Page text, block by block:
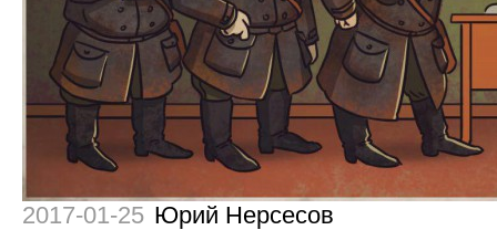
2017-01-25 Юрий Нерсесов